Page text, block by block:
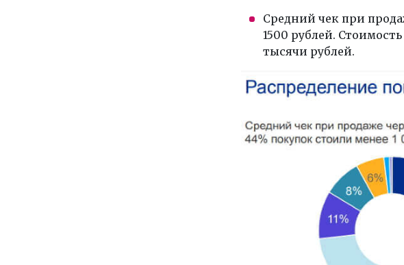
Средний чек при
1500 рублей.
тысячи рублей.